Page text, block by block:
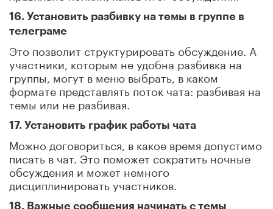
16. Установить разбивку на темы в группе в
телеграме
Это позволит структурировать обсуждение. А
участники, которым не удобна разбивка на
группы, могут в меню выбрать, в каком
формате представлять поток чата: разбивая на
темы или не разбивая.
17. Установить график работы чата
Можно договориться, в какое время допустимо
писать в чат. Это поможет сократить ночные
обсуждения и может немного
дисциплинировать участников.
18. Важные сообщения начинать с темы